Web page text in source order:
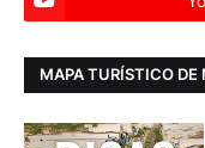
MAPA TURÍSTICO DE